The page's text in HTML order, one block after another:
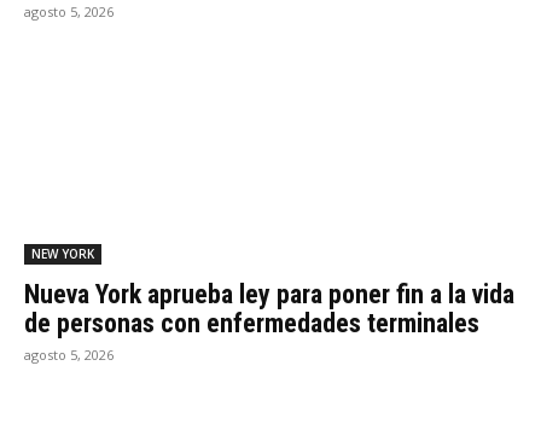
agosto 5, 2026
NEW YORK
Nueva York aprueba ley para poner fin a la vida
de personas con enfermedades terminales
agosto 5, 2026